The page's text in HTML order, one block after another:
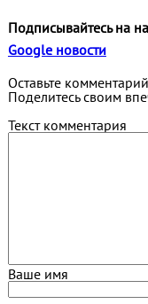
Подписывайтесь на
Google новости
Оставьте комментарий
Поделитесь своим
Текст комментария
Ваше имя